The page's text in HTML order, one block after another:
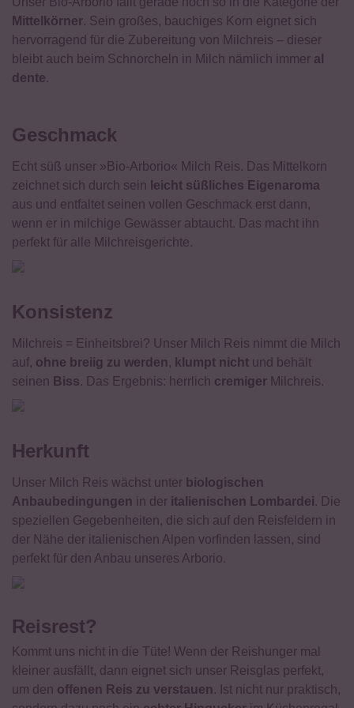
Von Natur aus glutenfrei.
Mittelkörner. Sein großes, bauchiges Korn eignet sich
hervorragend für die Zubereitung von Milchreis – dieser
bleibt auch beim Schnorcheln in Milch nämlich immer al
dente.
Geschmack
Echt süß unser »Bio-Arborio« Milch Reis. Das Mittelkorn
zeichnet sich durch sein leicht süßliches Eigenaroma
aus und entfaltet seinen vollen Geschmack erst dann,
wenn er in milchige Gewässer abtaucht. Das macht ihn
perfekt für alle Milchreisgerichte.
Konsistenz
Milchreis = Einheitsbrei? Unser Milch Reis nimmt die Milch
auf, ohne breiig zu werden, klumpt nicht und behält
seinen Biss. Das Ergebnis: herrlich cremiger Milchreis.
Herkunft
Unser Milch Reis wächst unter biologischen
Anbaubedingungen in der italienischen Lombardei. Die
speziellen Gegebenheiten, die sich auf den Reisfeldern in
der Nähe der italienischen Alpen vorfinden lassen, sind
perfekt für den Anbau unseres Arborio.
Reisrest?
Kommt uns nicht in die Tüte! Wenn der Reishunger mal
kleiner ausfällt, dann eignet sich unser Reisglas perfekt,
um den offenen Reis zu verstauen. Ist nicht nur praktisch,